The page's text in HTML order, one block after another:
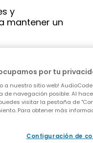
y
mantener un
por tu
a nuestro sitio web!
de navegación posible. Al
visitar la pestaña de
Para obtener más
Configuración de